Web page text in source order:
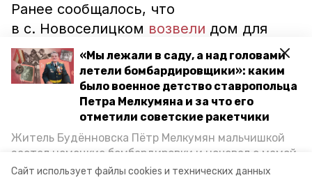
Сайт использует файлы cookies и технических данных
«Мы лежали в саду, а над головами
летели бомбардировщики»: каким
было военное детство ставропольца
Петра Мелкумяна и за что его
отметили советские ракетчики
Житель Будённовска Пётр Мелкумян мальчишкой
застал немецкие бомбардировки и ночевал с мамой
под открытым небом, когда гитлеровцы заняли их
Ранее сообщалось, что
в с. Новоселицком возвели дом для
детей-сирот. Часть финансирования
на эти цели поступила из краевого
бюджета.